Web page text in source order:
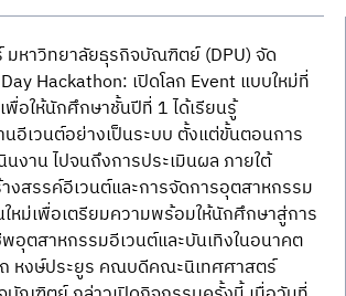
หาวิทยาลัยธุรกิจบัณฑิตย์ (DPU) จัด
Hackathon: เปิดโลก Event แบบใหม่ที่
พื่อให้นักศึกษาชั้นปีที่ 1 ได้เรียนรู้
อีเวนต์อย่างเป็นระบบ ตั้งแต่ขั้นตอนการ
งาน ไปจนถึงการประเมินผล ภายใต้
งสรรค์อีเวนต์และการจัดการอุตสาหกรรม
ใหม่เพื่อเตรียมความพร้อมให้นักศึกษาสู่การ
อุตสาหกรรมอีเวนต์และบันเทิงในอนาคต
หงษ์ประยูร คณบดีคณะนิเทศศาสตร์